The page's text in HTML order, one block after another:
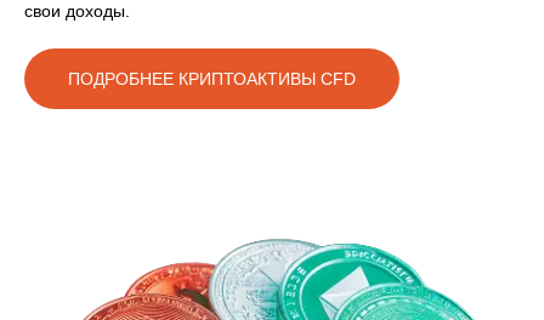
свои доходы.
ПОДРОБНЕЕ КРИПТОАКТИВЫ CFD